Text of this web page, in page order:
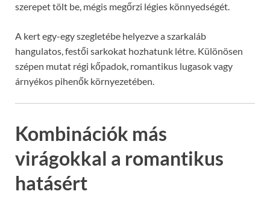
szerepet tölt be, mégis megőrzi légies könnyedségét.
A kert egy-egy szegletébe helyezve a szarkaláb
hangulatos, festői sarkokat hozhatunk létre. Különösen
szépen mutat régi kőpadok, romantikus lugasok vagy
árnyékos pihenők környezetében.
Kombinációk más
virágokkal a romantikus
hatásért